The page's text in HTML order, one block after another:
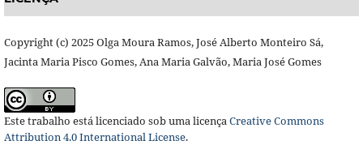
Copyright (c) 2025 Olga Moura Ramos, José Alberto Monteiro Sá,
Jacinta Maria Pisco Gomes, Ana Maria Galvão, Maria José Gomes
Este trabalho está licenciado sob uma licençaCreative Commons
Attribution 4.0 International License.